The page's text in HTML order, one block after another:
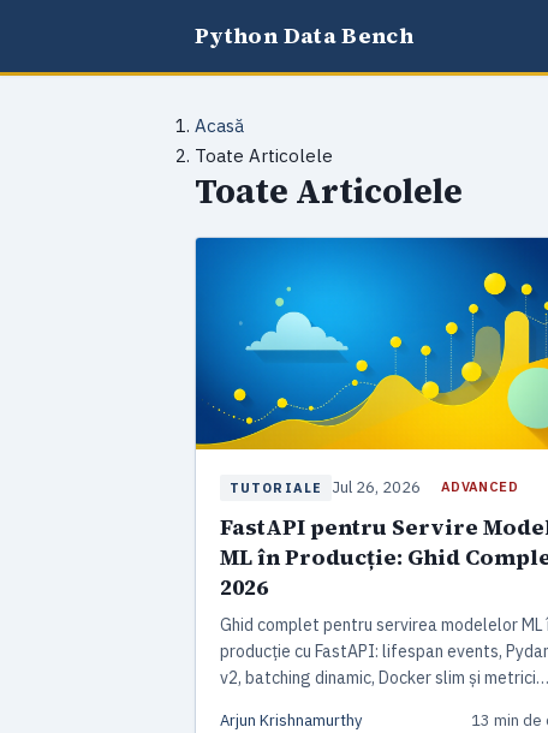
Python Data Bench
Acasă
Toate Articolele
Toate Articolele
TUTORIALE Jul 26, 2026 ADVANCED
FastAPI pentru Servire
ML în Producție: Ghid
2026
Ghid complet pentru servirea modelelor ML
producție cu FastAPI: lifespan events,
v2, batching dinamic, Docker slim și metrici
Arjun Krishnamurthy 13 min de